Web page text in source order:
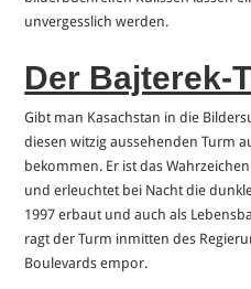
unvergesslich werden.
Der Bajterek-
Gibt man Kasachstan in die
diesen witzig aussehenden Turm
bekommen. Er ist das
und erleuchtet bei Nacht die
1997 erbaut und auch als
ragt der Turm inmitten des
Boulevards empor.